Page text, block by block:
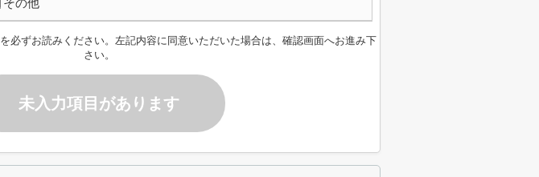
その他
を必ずお読みください。左記内容に同意いただいた場合は、確認画面へお進み下
さい。
未入力項目があります